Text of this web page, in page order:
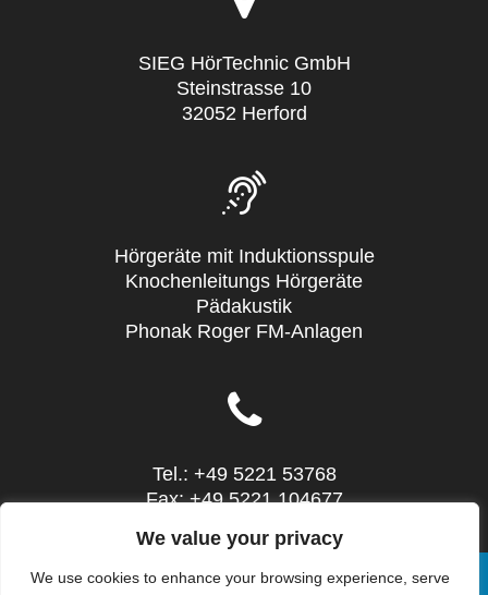
We value your privacy
We use cookies to enhance your browsing experience, serve
SIEG HörTechnic GmbH
Steinstrasse 10
32052 Herford
Hörgeräte mit Induktionsspule
Knochenleitungs Hörgeräte
Pädakustik
Phonak Roger FM-Anlagen
Tel.: +49 5221 53768
Fax: +49 5221 104677